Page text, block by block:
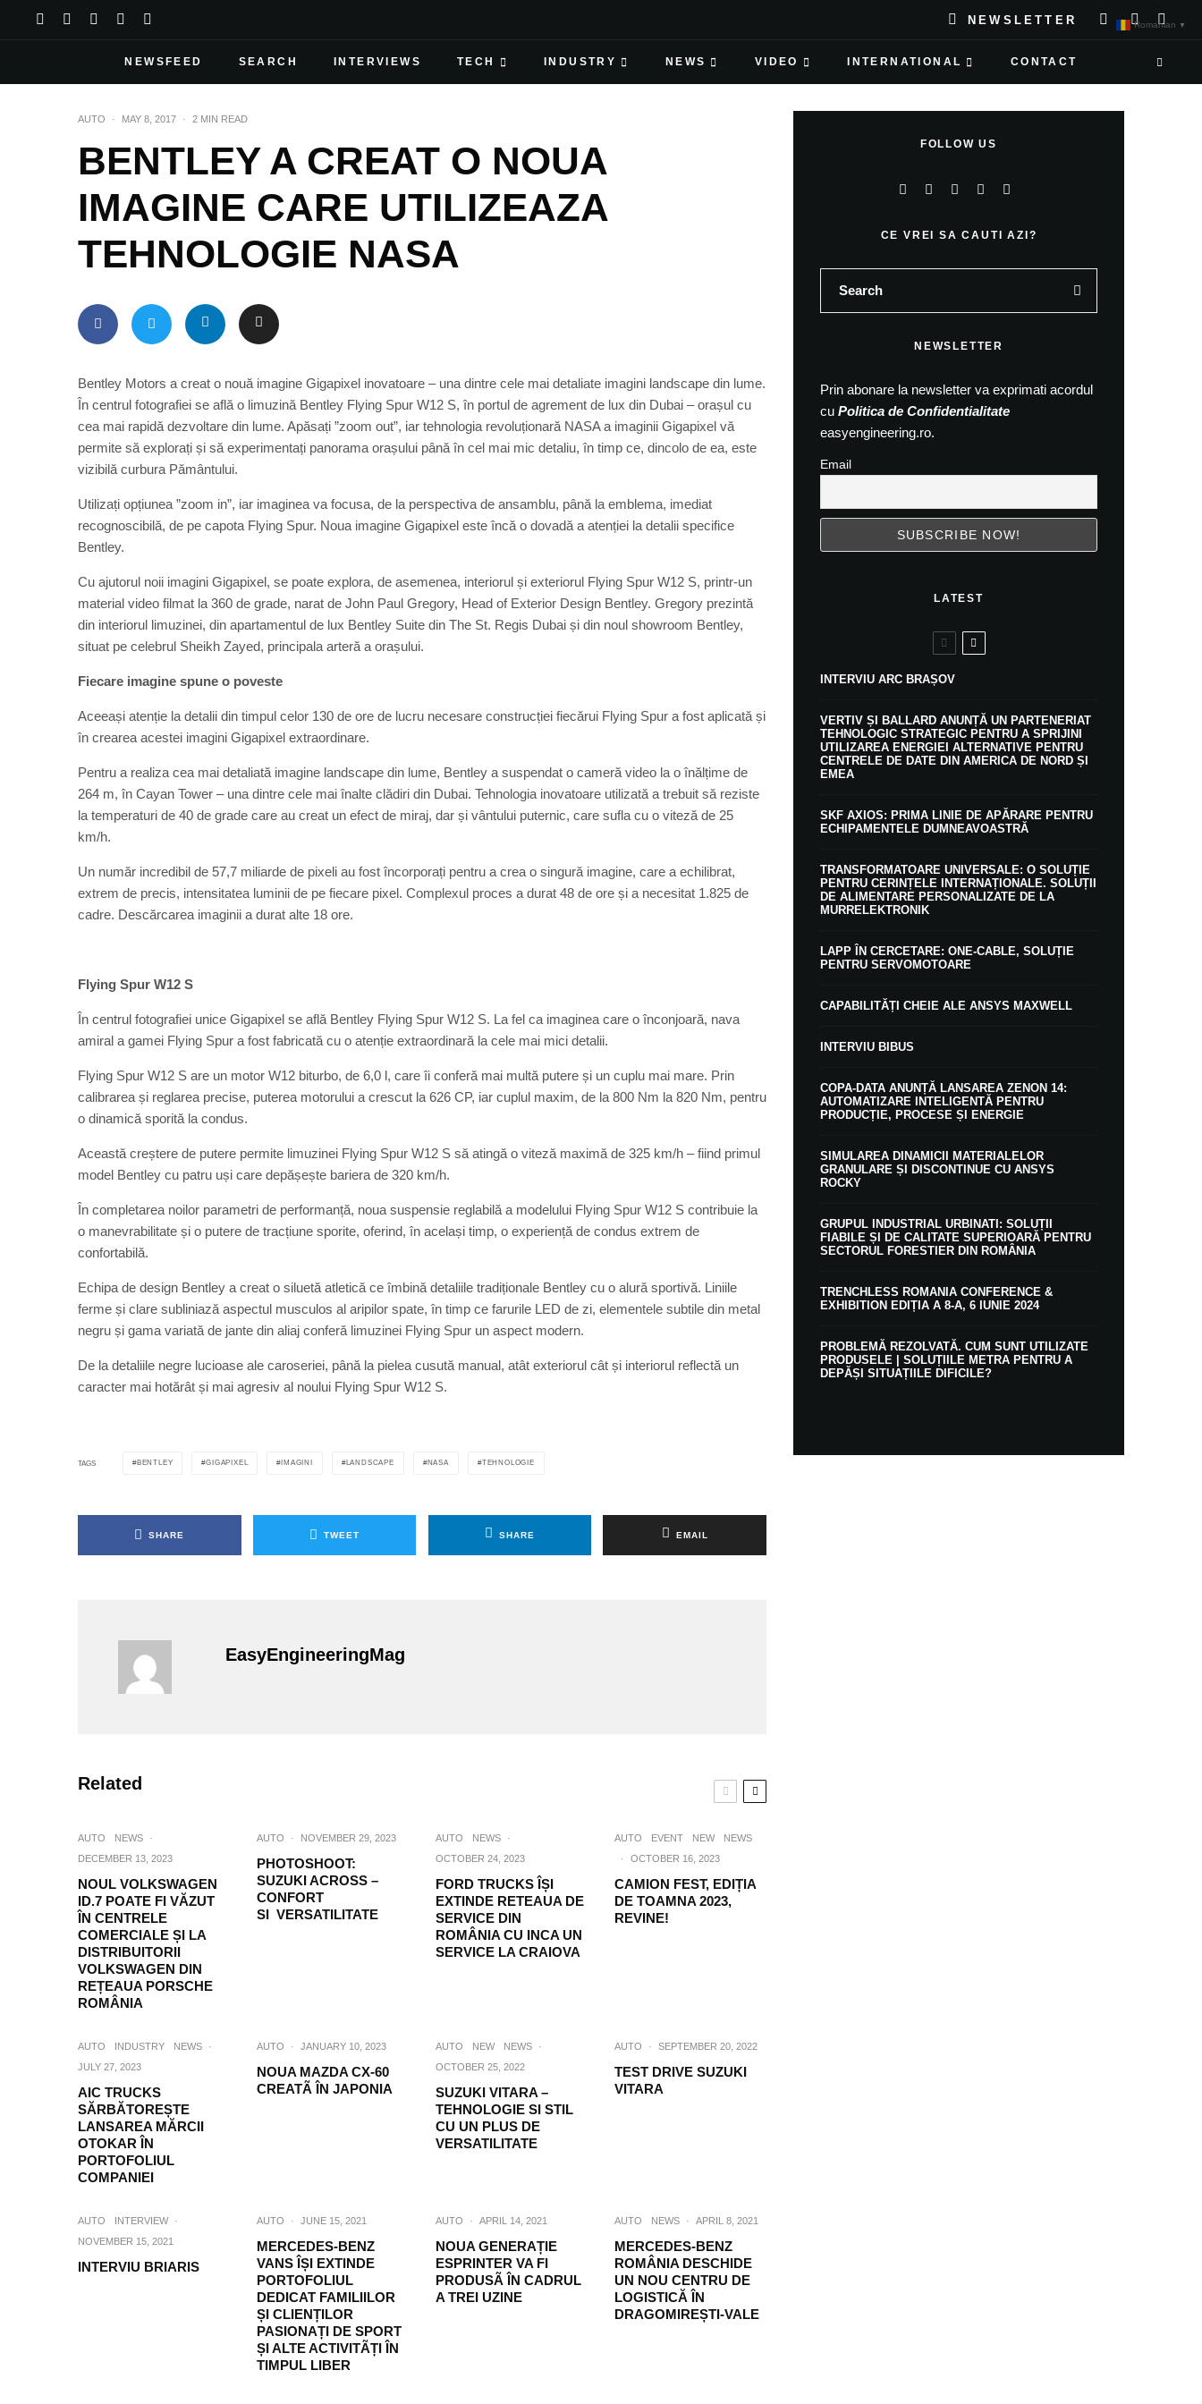
NEWSLETTER
NEWSFEED SEARCH INTERVIEWS TECH INDUSTRY NEWS VIDEO INTERNATIONAL CONTACT
AUTO · MAY 8, 2017 · 2 MIN READ
BENTLEY A CREAT O NOUA
IMAGINE CARE UTILIZEAZA
TEHNOLOGIE NASA
Bentley Motors a creat o nouă imagine Gigapixel inovatoare – una dintre cele mai detaliate imagini landscape din lume.
În centrul fotografiei se află o limuzină Bentley Flying Spur W12 S, în portul de agrement de lux din Dubai – orașul cu
cea mai rapidă dezvoltare din lume. Apăsați ”zoom out”, iar tehnologia revoluționară NASA a imaginii Gigapixel vă
permite să explorați și să experimentați panorama orașului până în cel mai mic detaliu, în timp ce, dincolo de ea, este
vizibilă curbura Pământului.
Utilizați opțiunea ”zoom in”, iar imaginea va focusa, de la perspectiva de ansamblu, până la emblema, imediat
recognoscibilă, de pe capota Flying Spur. Noua imagine Gigapixel este încă o dovadă a atenției la detalii specifice
Bentley.
Cu ajutorul noii imagini Gigapixel, se poate explora, de asemenea, interiorul și exteriorul Flying Spur W12 S, printr-un
material video filmat la 360 de grade, narat de John Paul Gregory, Head of Exterior Design Bentley. Gregory prezintă
din interiorul limuzinei, din apartamentul de lux Bentley Suite din The St. Regis Dubai și din noul showroom Bentley,
situat pe celebrul Sheikh Zayed, principala arteră a orașului.
Fiecare imagine spune o poveste
Aceeași atenție la detalii din timpul celor 130 de ore de lucru necesare construcției fiecărui Flying Spur a fost aplicată și
în crearea acestei imagini Gigapixel extraordinare.
Pentru a realiza cea mai detaliată imagine landscape din lume, Bentley a suspendat o cameră video la o înălțime de
264 m, în Cayan Tower – una dintre cele mai înalte clădiri din Dubai. Tehnologia inovatoare utilizată a trebuit să reziste
la temperaturi de 40 de grade care au creat un efect de miraj, dar și vântului puternic, care sufla cu o viteză de 25
km/h.
Un număr incredibil de 57,7 miliarde de pixeli au fost încorporați pentru a crea o singură imagine, care a echilibrat,
extrem de precis, intensitatea luminii de pe fiecare pixel. Complexul proces a durat 48 de ore și a necesitat 1.825 de
cadre. Descărcarea imaginii a durat alte 18 ore.
Flying Spur W12 S
În centrul fotografiei unice Gigapixel se află Bentley Flying Spur W12 S. La fel ca imaginea care o înconjoară, nava
amiral a gamei Flying Spur a fost fabricată cu o atenție extraordinară la cele mai mici detalii.
Flying Spur W12 S are un motor W12 biturbo, de 6,0 l, care îi conferă mai multă putere și un cuplu mai mare. Prin
calibrarea și reglarea precise, puterea motorului a crescut la 626 CP, iar cuplul maxim, de la 800 Nm la 820 Nm, pentru
o dinamică sporită la condus.
Această creștere de putere permite limuzinei Flying Spur W12 S să atingă o viteză maximă de 325 km/h – fiind primul
model Bentley cu patru uși care depășește bariera de 320 km/h.
În completarea noilor parametri de performanță, noua suspensie reglabilă a modelului Flying Spur W12 S contribuie la
o manevrabilitate și o putere de tracțiune sporite, oferind, în același timp, o experiență de condus extrem de
confortabilă.
Echipa de design Bentley a creat o siluetă atletică ce îmbină detaliile tradiționale Bentley cu o alură sportivă. Liniile
ferme și clare subliniază aspectul musculos al aripilor spate, în timp ce farurile LED de zi, elementele subtile din metal
negru și gama variată de jante din aliaj conferă limuzinei Flying Spur un aspect modern.
De la detaliile negre lucioase ale caroseriei, până la pielea cusută manual, atât exteriorul cât și interiorul reflectă un
caracter mai hotărât și mai agresiv al noului Flying Spur W12 S.
TAGS BENTLEY GIGAPIXEL IMAGINI LANDSCAPE NASA TEHNOLOGIE
SHARE TWEET SHARE EMAIL
EasyEngineeringMag
Related
AUTO NEWS
·
DECEMBER 13, 2023
NOUL VOLKSWAGEN
ID.7 POATE FI VĂZUT
ÎN CENTRELE
COMERCIALE ȘI LA
DISTRIBUITORII
VOLKSWAGEN DIN
REȚEAUA PORSCHE
ROMÂNIA
AUTO · NOVEMBER 29, 2023
PHOTOSHOOT:
SUZUKI ACROSS –
CONFORT
SI VERSATILITATE
AUTO NEWS
·
OCTOBER 24, 2023
FORD TRUCKS ÎȘI
EXTINDE RETEAUA DE
SERVICE DIN
ROMÂNIA CU INCA UN
SERVICE LA CRAIOVA
AUTO EVENT NEW
NEWS
·
OCTOBER 16, 2023
CAMION FEST, EDIȚIA
DE TOAMNA 2023,
REVINE!
AUTO INDUSTRY NEWS
·
JULY 27, 2023
AIC TRUCKS
SĂRBĂTOREȘTE
LANSAREA MĂRCII
OTOKAR ÎN
PORTOFOLIUL
COMPANIEI
AUTO · JANUARY 10, 2023
NOUA MAZDA CX-60
CREATÃ ÎN JAPONIA
AUTO NEW NEWS
·
OCTOBER 25, 2022
SUZUKI VITARA –
TEHNOLOGIE SI STIL
CU UN PLUS DE
VERSATILITATE
AUTO · SEPTEMBER 20, 2022
TEST DRIVE SUZUKI
VITARA
AUTO INTERVIEW
·
NOVEMBER 15, 2021
INTERVIU BRIARIS
AUTO · JUNE 15, 2021
MERCEDES-BENZ
VANS ÎȘI EXTINDE
PORTOFOLIUL
DEDICAT FAMILIILOR
ȘI CLIENȚILOR
PASIONAȚI DE SPORT
ȘI ALTE ACTIVITÃȚI ÎN
TIMPUL LIBER
AUTO · APRIL 14, 2021
NOUA GENERAȚIE
ESPRINTER VA FI
PRODUSÃ ÎN CADRUL
A TREI UZINE
AUTO NEWS · APRIL 8, 2021
MERCEDES-BENZ
ROMÂNIA DESCHIDE
UN NOU CENTRU DE
LOGISTICĂ ÎN
DRAGOMIREȘTI-VALE
FOLLOW US
CE VREI SA CAUTI AZI?
NEWSLETTER
Prin abonare la newsletter va exprimati acordul
cu Politica de Confidentialitate
easyengineering.ro.
Email
LATEST
INTERVIU ARC BRAȘOV
VERTIV ȘI BALLARD ANUNȚĂ UN PARTENERIAT
TEHNOLOGIC STRATEGIC PENTRU A SPRIJINI
UTILIZAREA ENERGIEI ALTERNATIVE PENTRU
CENTRELE DE DATE DIN AMERICA DE NORD ȘI
EMEA
SKF AXIOS: PRIMA LINIE DE APĂRARE PENTRU
ECHIPAMENTELE DUMNEAVOASTRĂ
TRANSFORMATOARE UNIVERSALE: O SOLUȚIE
PENTRU CERINȚELE INTERNAȚIONALE. SOLUȚII
DE ALIMENTARE PERSONALIZATE DE LA
MURRELEKTRONIK
LAPP ÎN CERCETARE: ONE-CABLE, SOLUȚIE
PENTRU SERVOMOTOARE
CAPABILITĂȚI CHEIE ALE ANSYS MAXWELL
INTERVIU BIBUS
COPA-DATA ANUNȚĂ LANSAREA ZENON 14:
AUTOMATIZARE INTELIGENTĂ PENTRU
PRODUCȚIE, PROCESE ȘI ENERGIE
SIMULAREA DINAMICII MATERIALELOR
GRANULARE ȘI DISCONTINUE CU ANSYS
ROCKY
GRUPUL INDUSTRIAL URBINATI: SOLUȚII
FIABILE ȘI DE CALITATE SUPERIOARĂ PENTRU
SECTORUL FORESTIER DIN ROMÂNIA
TRENCHLESS ROMANIA CONFERENCE &
EXHIBITION EDIȚIA A 8-A, 6 IUNIE 2024
PROBLEMĂ REZOLVATĂ. CUM SUNT UTILIZATE
PRODUSELE | SOLUȚIILE METRA PENTRU A
DEPĂȘI SITUAȚIILE DIFICILE?
Romanian ▼